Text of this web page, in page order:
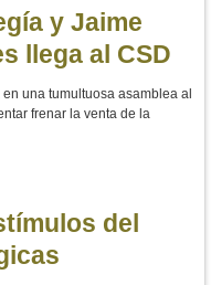
y Jaime
llega al CSD
una tumultuosa asamblea al
frenar la venta de la
del